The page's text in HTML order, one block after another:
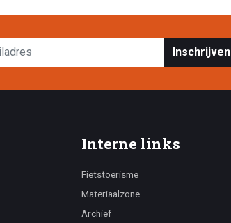
Inschrijven
Interne links
Fietstoerisme
Materiaalzone
Archief